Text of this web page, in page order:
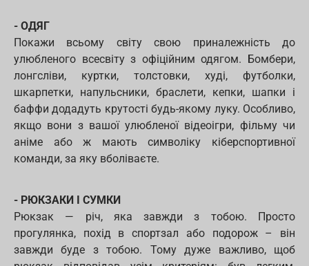
- ОДЯГ
Покажи всьому світу свою приналежність до
улюбленого всесвіту з офіційним одягом. Бомбери,
лонгсліви, куртки, толстовки, худі, футболки,
шкарпетки, напульсники, браслети, кепки, шапки і
баффи додадуть крутості будь-якому луку. Особливо,
якщо вони з вашої улюбленої відеоігри, фільму чи
аніме або ж мають символіку кіберспортивної
команди, за яку вболіваєте.
- РЮКЗАКИ І СУМКИ
Рюкзак — річ, яка завжди з тобою. Просто
прогулянка, похід в спортзал або подорож – він
завжди буде з тобою. Тому дуже важливо, щоб